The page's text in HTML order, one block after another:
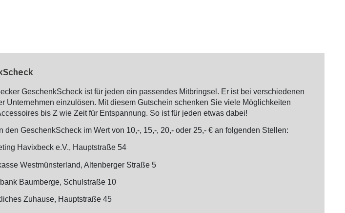
GeschenkScheck ist für jeden ein passendes Mitbringsel. Er ist bei verschiedenen
Unternehmen einzulösen. Mit diesem Gutschein schenken Sie viele Möglichkeiten
bis Z wie Zeit für Entspannung. So ist für jeden etwas dabei!
den GeschenkScheck im Wert von 10,-, 15,-, 20,- oder 25,- € an folgenden Stellen:
Havixbeck e.V., Hauptstraße 54
Westmünsterland, Altenberger Straße 5
Baumberge, Schulstraße 10
Zuhause, Hauptstraße 45